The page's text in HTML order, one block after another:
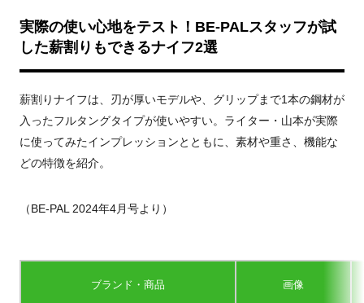
実際の使い心地をテスト！BE-PALスタッフが試
した薪割りもできるナイフ2選
薪割りナイフは、刃が厚いモデルや、グリップまで1本の鋼材が
入ったフルタングタイプが使いやすい。ライター・山本が実際
に使ってみたインプレッションとともに、素材や重さ、機能な
どの特徴を紹介。
（BE-PAL 2024年4月号より）
ブランド・商品 画像